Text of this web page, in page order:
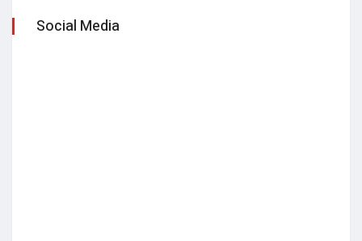
Social Media